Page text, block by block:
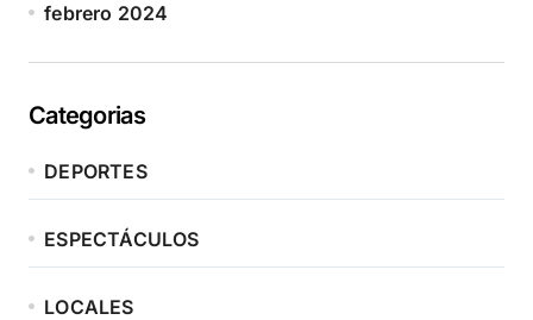
febrero 2024
Categorias
DEPORTES
ESPECTÁCULOS
LOCALES